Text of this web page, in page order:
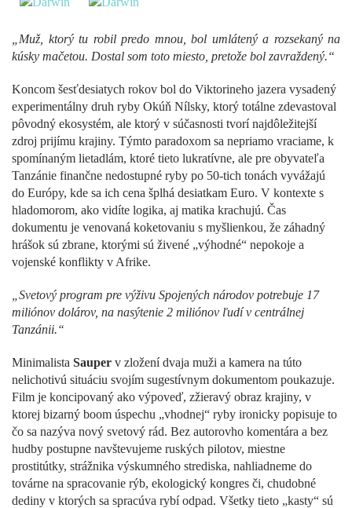
„Muž, ktorý tu robil predo mnou, bol umlátený a rozsekaný na
kúsky mačetou. Dostal som toto miesto, pretože bol zavraždený.“
Koncom šesťdesiatych rokov bol do Viktorineho jazera vysadený
experimentálny druh ryby Okúň Nílsky, ktorý totálne zdevastoval
pôvodný ekosystém, ale ktorý v súčasnosti tvorí najdôležitejší
zdroj prijímu krajiny. Týmto paradoxom sa nepriamo vraciame, k
spomínaným lietadlám, ktoré tieto lukratívne, ale pre obyvateľa
Tanzánie finančne nedostupné ryby po 50-tich tonách vyvážajú
do Európy, kde sa ich cena šplhá desiatkam Euro. V kontexte s
hladomorom, ako vidíte logika, aj matika krachujú. Čas
dokumentu je venovaná koketovaniu s myšlienkou, že záhadný
hrášok sú zbrane, ktorými sú živené „výhodné“ nepokoje a
vojenské konflikty v Afrike.
„Svetový program pre výživu Spojených národov potrebuje 17
miliónov dolárov, na nasýtenie 2 miliónov ľudí v centrálnej
Tanzánii.“
Minimalista Sauper v zložení dvaja muži a kamera na túto
nelichotivú situáciu svojím sugestívnym dokumentom poukazuje.
Film je koncipovaný ako výpoveď, zžieravý obraz krajiny, v
ktorej bizarný boom úspechu „vhodnej“ ryby ironicky popisuje to
čo sa nazýva nový svetový rád. Bez autorovho komentára a bez
hudby postupne navštevujeme ruských pilotov, miestne
prostitútky, strážnika výskumného strediska, nahliadneme do
továrne na spracovanie rýb, ekologický kongres či, chudobné
dediny v ktorých sa spracúva rybí odpad. Všetky tieto „kasty“ sú